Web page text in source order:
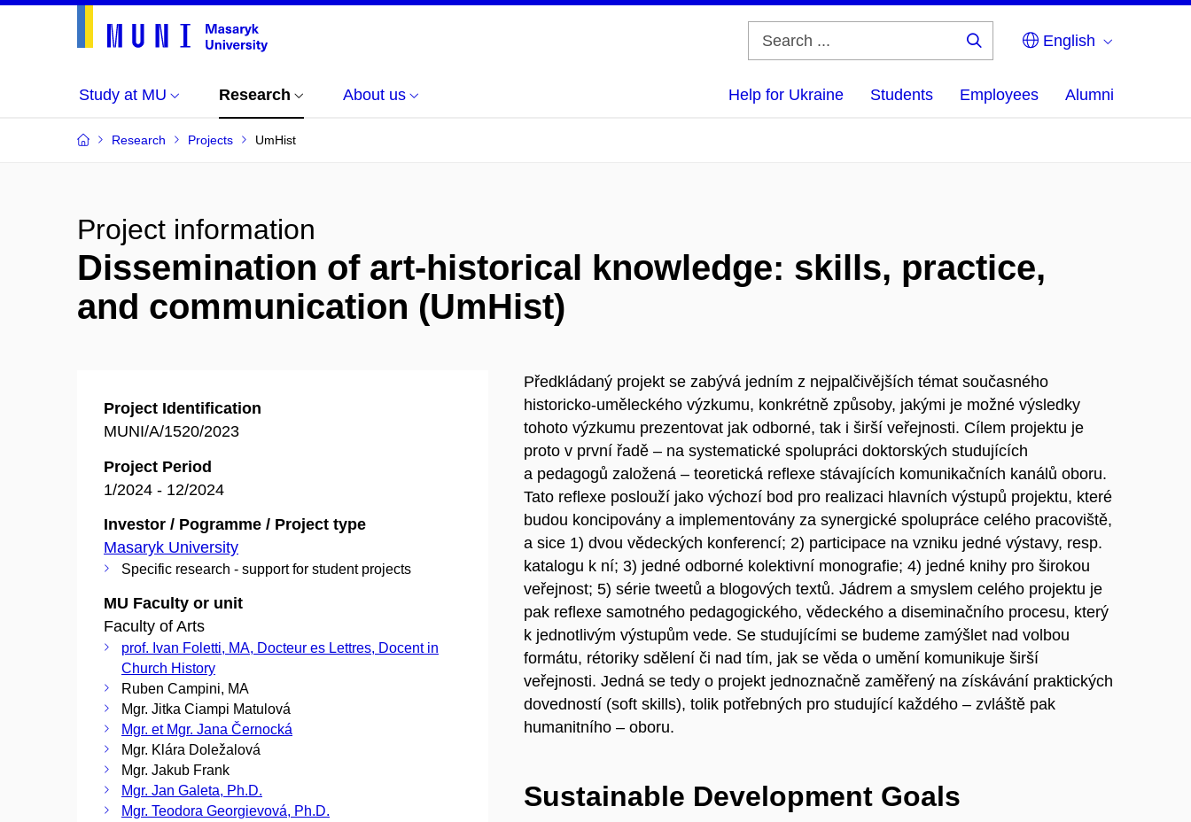
English
Study at MU Research About us Help for Ukraine Students Employees Alumni
Research Projects UmHist
Project information
Dissemination of art-historical knowledge: skills, practice,
and communication (UmHist)
Project Identification
MUNI/A/1520/2023
Project Period
1/2024 - 12/2024
Investor / Pogramme / Project type
Masaryk University
Specific research - support for student projects
MU Faculty or unit
Faculty of Arts
prof. Ivan Foletti, MA, Docteur es Lettres, Docent in
Church History
Ruben Campini, MA
Mgr. Jitka Ciampi Matulová
Mgr. et Mgr. Jana Černocká
Mgr. Klára Doležalová
Mgr. Jakub Frank
Mgr. Jan Galeta, Ph.D.
Mgr. Teodora Georgievová, Ph.D.
Předkládaný projekt se zabývá jedním z nejpalčivějších témat současného
historicko-uměleckého výzkumu, konkrétně způsoby, jakými je možné výsledky
tohoto výzkumu prezentovat jak odborné, tak i širší veřejnosti. Cílem projektu je
proto v první řadě – na systematické spolupráci doktorských studujících
a pedagogů založená – teoretická reflexe stávajících komunikačních kanálů oboru.
Tato reflexe poslouží jako výchozí bod pro realizaci hlavních výstupů projektu, které
budou koncipovány a implementovány za synergické spolupráce celého pracoviště,
a sice 1) dvou vědeckých konferencí; 2) participace na vzniku jedné výstavy, resp.
katalogu k ní; 3) jedné odborné kolektivní monografie; 4) jedné knihy pro širokou
veřejnost; 5) série tweetů a blogových textů. Jádrem a smyslem celého projektu je
pak reflexe samotného pedagogického, vědeckého a diseminačního procesu, který
k jednotlivým výstupům vede. Se studujícími se budeme zamýšlet nad volbou
formátu, rétoriky sdělení či nad tím, jak se věda o umění komunikuje širší
veřejnosti. Jedná se tedy o projekt jednoznačně zaměřený na získávání praktických
dovedností (soft skills), tolik potřebných pro studující každého – zvláště pak
humanitního – oboru.
Sustainable Development Goals